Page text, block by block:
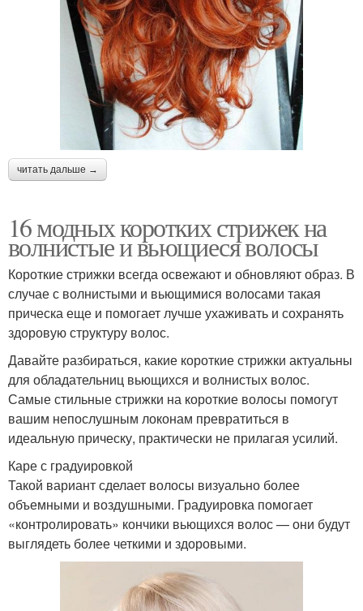
читать дальше →
16 модных коротких стрижек на
волнистые и вьющиеся волосы
Короткие стрижки всегда освежают и обновляют образ. В
случае с волнистыми и вьющимися волосами такая
прическа еще и помогает лучше ухаживать и сохранять
здоровую структуру волос.
Давайте разбираться, какие короткие стрижки актуальны
для обладательниц вьющихся и волнистых волос.
Самые стильные стрижки на короткие волосы помогут
вашим непослушным локонам превратиться в
идеальную прическу, практически не прилагая усилий.
Каре с градуировкой
Такой вариант сделает волосы визуально более
объемными и воздушными. Градуировка помогает
«контролировать» кончики вьющихся волос — они будут
выглядеть более четкими и здоровыми.